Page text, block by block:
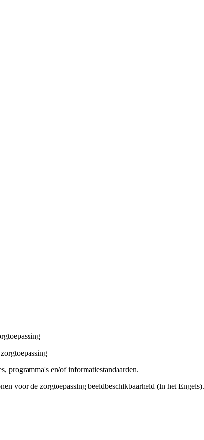
programma's en/of informatiestandaarden.
voor de zorgtoepassing beeldbeschikbaarheid (in het Engels).